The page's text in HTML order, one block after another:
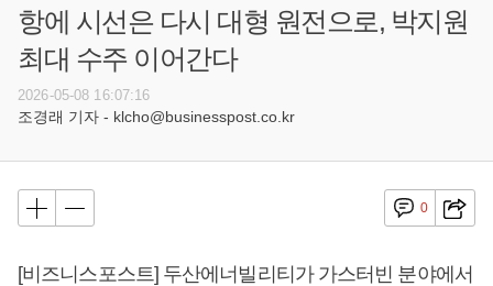
항에 시선은 다시 대형 원전으로, 박지원
최대 수주 이어간다
2026-05-08 16:07:16
조경래 기자 - klcho@businesspost.co.kr
0
[비즈니스포스트] 두산에너빌리티가 가스터빈 분야에서